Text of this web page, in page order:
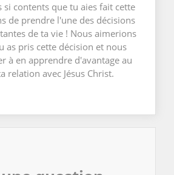
si contents que tu aies fait cette
de prendre l'une des décisions
de ta vie ! Nous aimerions
as pris cette décision et nous
à en apprendre d'avantage au
relation avec Jésus Christ.